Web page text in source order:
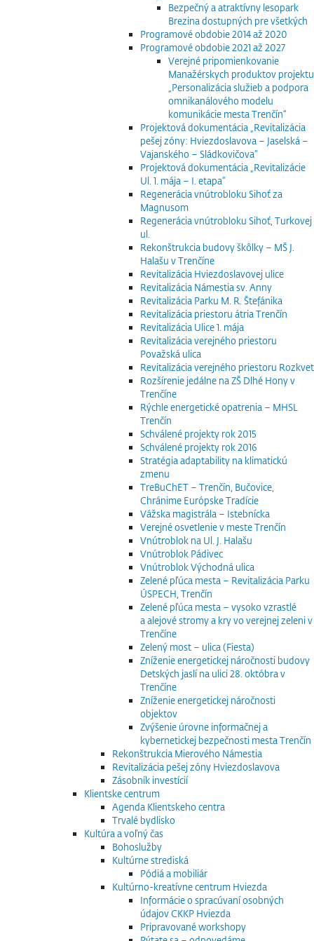
Bezpečný a atraktívny lesopark
Brezina dostupných pre všetkých
Programové obdobie 2014 až 2020
Programové obdobie 2021 až 2027
Verejné pripomienkovanie
Manažérskych produktov projektu
„Personalizácia služieb a podpora
omnikanálového modelu
komunikácie mesta Trenčín“
Projektová dokumentácia „Revitalizácia
pešej zóny: Hviezdoslavova – Jaselská –
Vajanského – Sládkovičova“
Projektová dokumentácia „Revitalizácie
Ul. 1. mája – I. etapa“
Regenerácia vnútrobloku Sihoť za
Magnusom
Regenerácia vnútrobloku Sihoť, Turkovej
ul.
Rekonštrukcia budovy škôlky – MŠ J.
Halašu v Trenčíne
Revitalizácia Hviezdoslavovej ulice
Revitalizácia Námestia sv. Anny
Revitalizácia Parku M. R. Štefánika
Revitalizácia priestoru átria Trenčín
Revitalizácia Ulice 1. mája
Revitalizácia verejného priestoru
Považská ulica
Revitalizácia verejného priestoru Rozkvet
Rozšírenie jedálne na ZŠ Dlhé Hony v
Trenčíne
Rýchle energetické opatrenia – MHSL
Trenčín
Schválené projekty rok 2015
Schválené projekty rok 2016
Stratégia adaptability na klimatickú
zmenu
TreBuChET – Trenčín, Bučovice,
Chránime Európske Tradície
Vážska magistrála – Istebnícka
Verejné osvetlenie v meste Trenčín
Vnútroblok na Ul. J. Halašu
Vnútroblok Pádivec
Vnútroblok Východná ulica
Zelené pľúca mesta – Revitalizácia Parku
ÚSPECH, Trenčín
Zelené pľúca mesta – vysoko vzrastlé
a alejové stromy a kry vo verejnej zeleni v
Trenčíne
Zelený most – ulica (Fiesta)
Zníženie energetickej náročnosti budovy
Detských jaslí na ulici 28. októbra v
Trenčíne
Zníženie energetickej náročnosti
objektov
Zvýšenie úrovne informačnej a
kybernetickej bezpečnosti mesta Trenčín
Rekonštrukcia Mierového Námestia
Revitalizácia pešej zóny Hviezdoslavova
Zásobník investícií
Klientske centrum
Agenda Klientskeho centra
Trvalé bydlisko
Kultúra a voľný čas
Bohoslužby
Kultúrne strediská
Pódiá a mobiliár
Kultúrno-kreatívne centrum Hviezda
Informácie o spracúvaní osobných
údajov CKKP Hviezda
Pripravované workshopy